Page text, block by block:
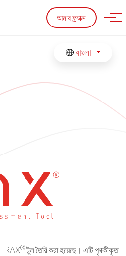
আমার ফ্র্যাক্স
বাংলা
FRAX®টুল তৈরি করা হয়েছে। এটি পৃথকীকৃত